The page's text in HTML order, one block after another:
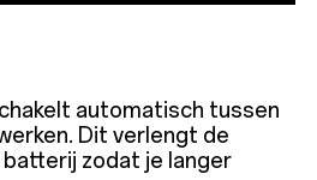
automatisch tussen
Dit verlengt de
zodat je langer